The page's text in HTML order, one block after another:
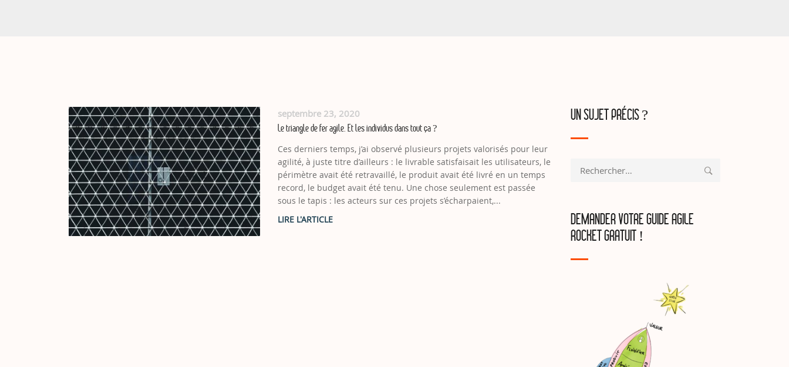
septembre 23, 2020
Le triangle de fer agile. Et les individus dans tout ça ?
Ces derniers temps, j’ai observé plusieurs projets valorisés pour leur
agilité, à juste titre d’ailleurs : le livrable satisfaisait les utilisateurs, le
périmètre avait été retravaillé, le produit avait été livré en un temps
record, le budget avait été tenu. Une chose seulement est passée
sous le tapis : les acteurs sur ces projets s’écharpaient,...
UN SUJET PRÉCIS ?
Rechercher :
DEMANDER VOTRE GUIDE AGILE
ROCKET GRATUIT !